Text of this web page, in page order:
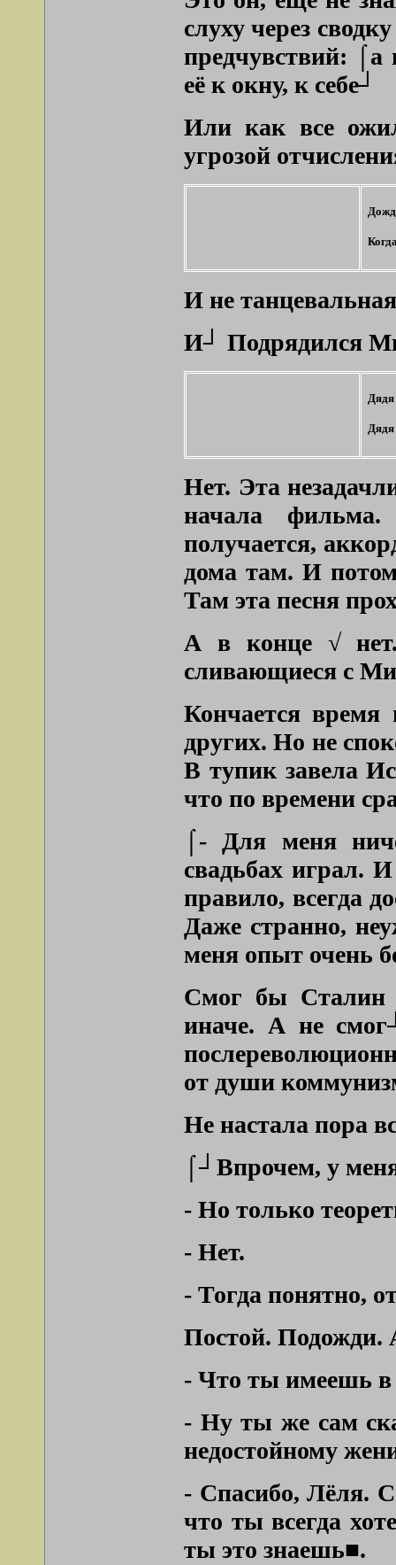
слуху через
предчувствий: ⌠а
её к окну, к себе┘
Или как все
угрозой
И не
И┘ Подрядился
Дядя
Нет. Эта
начала фильма.
получается,
дома там. И
Там эта песня
А в конце √
сливающиеся с
Кончается
других. Но не
В тупик завела
что по времени
⌠- Для меня
свадьбах играл.
правило, всегда
Даже странно,
меня опыт очень
Смог бы Сталин
иначе. А не
от души
Не настала пора
⌠┘Впрочем, у
- Но только
- Нет.
- Тогда понятно,
Постой. Подожди.
- Что ты имеешь в
- Ну ты же сам
недостойному
- Спасибо, Лёля.
что ты всегда
ты это знаешь■.